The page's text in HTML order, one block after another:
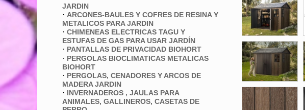
JARDIN
· ARCONES-BAULES Y COFRES DE RESINA Y
METALICOS PARA JARDIN
· CHIMENEAS ELECTRICAS TAGU Y
ESTUFAS DE GAS PARA USAR JARDÍN
· PANTALLAS DE PRIVACIDAD BIOHORT
· PERGOLAS BIOCLIMATICAS METALICAS
BIOHORT
· PERGOLAS, CENADORES Y ARCOS DE
MADERA JARDIN
· INVERNADEROS , JAULAS PARA
ANIMALES, GALLINEROS, CASETAS DE